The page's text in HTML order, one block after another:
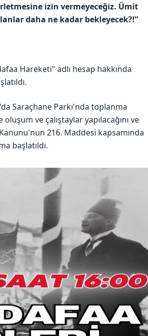
izin vermeyeceğiz. Ümit
daha ne kadar bekleyecek?!”
Hareketi" adlı hesap hakkında
Saraçhane Parkı'nda toplanma
ve çalıştaylar yapılacağını ve
216. Maddesi kapsamında
başlatıldı.